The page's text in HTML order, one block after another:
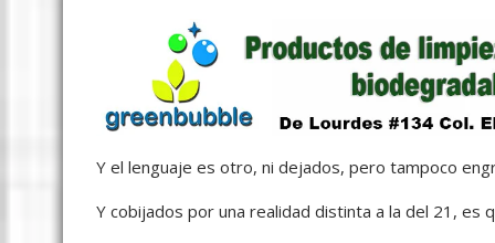
Y el lenguaje es otro, ni dejados, pero tampoco
Y cobijados por una realidad distinta a la del 21, es